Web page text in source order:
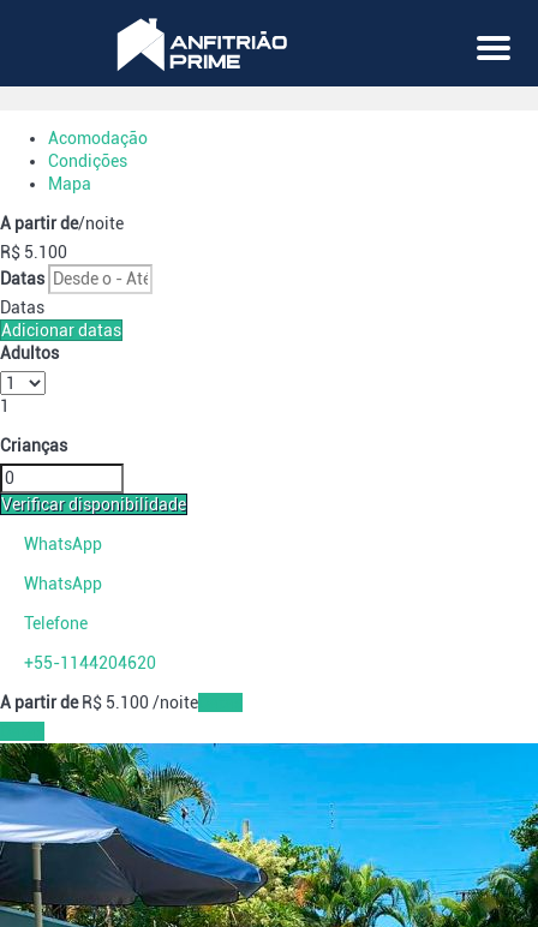
Menu
Acomodação
Condições
Mapa
A partir de/noite
R$ 5.100
Datas
Datas
Adicionar datas
Adultos
1
Crianças
Verificar disponibilidade
WhatsApp
WhatsApp
Telefone
+55-1144204620
A partir deR$ 5.100 /noite